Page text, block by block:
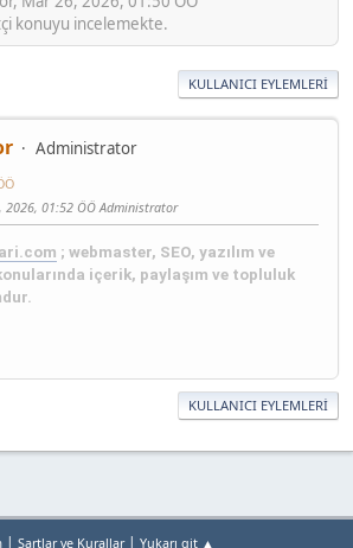
konuyu incelemekte.
KULLANICI EYLEMLERI
Administrator
2026, 01:52 ÖÖ Administrator
; webmaster, SEO, yazılım ve
içerik, paylaşım ve topluluk
KULLANICI EYLEMLERI
| Şartlar ve Kurallar| Yukarı git ▲